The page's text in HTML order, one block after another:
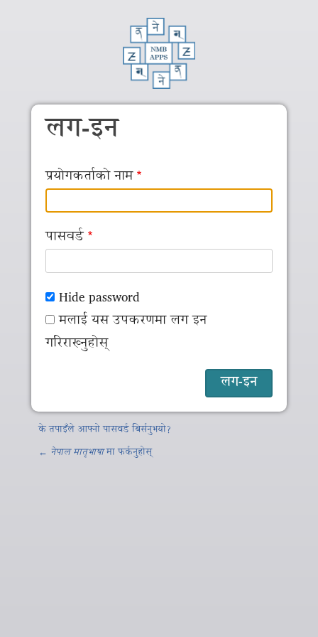
लग-इन
प्रयोगकर्ताको नाम
पासवर्ड
Hide password
मलाई यस उपकरणमा लग इन
गरिराख्नुहोस्
के तपाइँले आफ्नो पासवर्ड बिर्सनुभयो?
← नेपाल मातृभाषामा फर्कनुहोस्